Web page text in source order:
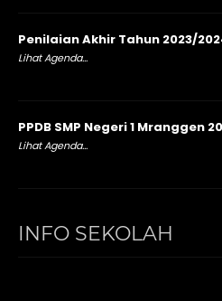
Penilaian Akhir Tahun 2023/
Lihat Agenda...
PPDB SMP Negeri 1 Mranggen
Lihat Agenda...
INFO SEKOLAH